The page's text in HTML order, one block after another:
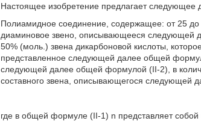
Настоящее изобретение предлагает следующее
Полиамидное соединение, содержащее: от 25 до
диаминовое звено, описывающееся следующей
50% (моль.) звена дикарбоновой кислоты,
представленное следующей далее общей
следующей далее общей формулой (II-2), в
составного звена, описывающегося следующей
где в общей формуле (II-1) n представляет